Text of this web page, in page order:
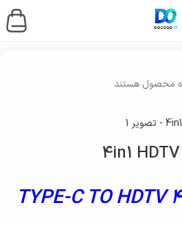
محصول هستند
TYPE-C TO HDTV